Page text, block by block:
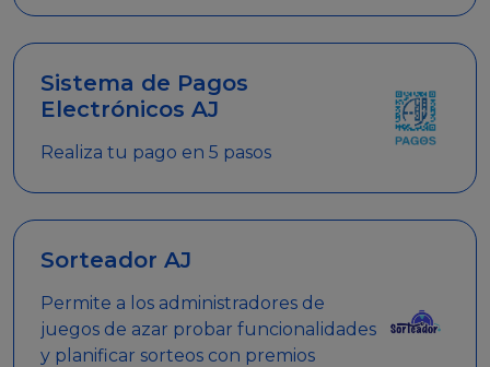
Sistema de Pagos
Electrónicos AJ
Realiza tu pago en 5 pasos
Sorteador AJ
Permite a los administradores de
juegos de azar probar funcionalidades
y planificar sorteos con premios